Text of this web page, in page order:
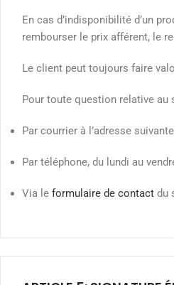
En cas d’indisponibilité d’un
rembourser le prix afférent, le
Le client peut toujours faire
Pour toute question relative au
Par courrier à l’adresse
Par téléphone, du lundi au
Via le formulaire de contact du